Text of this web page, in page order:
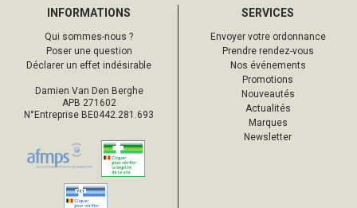
INFORMATIONS
Qui sommes-nous ?
Poser une question
Déclarer un effet indésirable
Damien Van Den Berghe
APB 271602
N°Entreprise BE0442.281.693
SERVICES
Envoyer votre ordonnance
Prendre rendez-vous
Nos événements
Promotions
Nouveautés
Actualités
Marques
Newsletter